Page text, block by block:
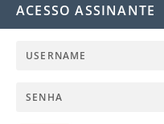
ACESSO ASSINANTE